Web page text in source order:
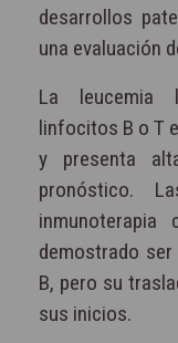
desarrollos
una evaluación
La leucemia
linfocitos B o T
y presenta
pronóstico.
inmunoterapia
demostrado
B, pero su
sus inicios.